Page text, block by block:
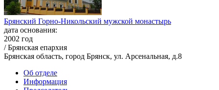
Брянский Горно-Никольский мужской монастырь
дата основания:
2002 год
/ Брянская епархия
Брянская область, город Брянск, ул. Арсенальная, д.8
Об отделе
Информация